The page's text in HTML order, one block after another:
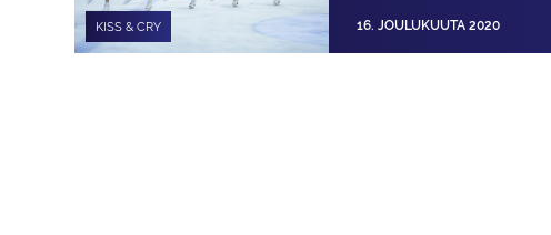
KISS & CRY 16. JOULUKUUTA 2020